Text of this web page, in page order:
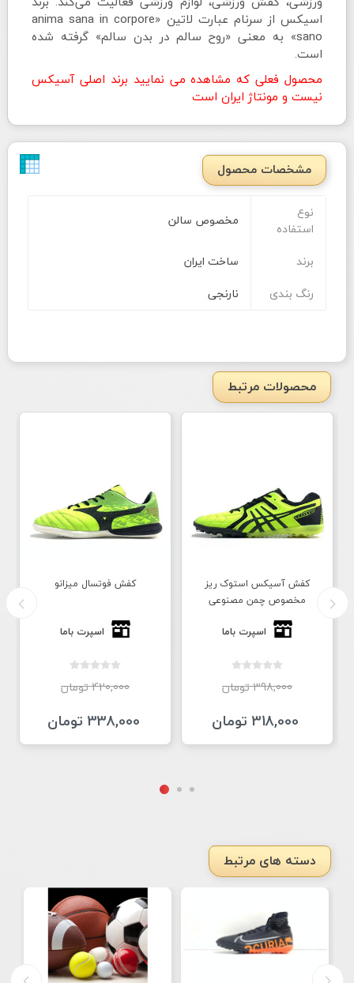
اسیکس از سرنام عبارت لاتین «anima sana in corpore
sano» به معنی «روح سالم در بدن سالم» گرفته شده
است.
محصول فعلی که مشاهده می نمایید برند اصلی آسیکس
نیست و مونتاژ ایران است
مشخصات محصول
نوع
استفاده
مخصوص سالن
برند
ساخت ایران
رنگ بندی
نارنجی
محصولات مرتبط
کفش آسیکس استوک ریز
مخصوص چمن مصنوعی
اسپرت باما
398,000 تومان
318,000 تومان
کفش فوتسال میزانو
اسپرت باما
420,000 تومان
338,000 تومان
دسته های مرتبط